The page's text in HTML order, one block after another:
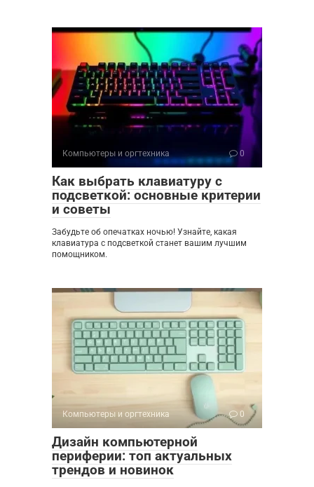
Компьютеры и оргтехника 0
Как выбрать клавиатуру с
подсветкой: основные критерии
и советы
Забудьте об опечатках ночью! Узнайте, какая
клавиатура с подсветкой станет вашим лучшим
помощником.
Компьютеры и оргтехника 0
Дизайн компьютерной
периферии: топ актуальных
трендов и новинок